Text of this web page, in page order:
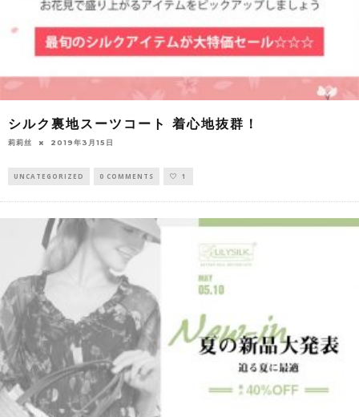
シルク裏地スーツコート 着心地抜群！
莉莉丝 2019年3月15日
UNCATEGORIZED 0 COMMENTS 1